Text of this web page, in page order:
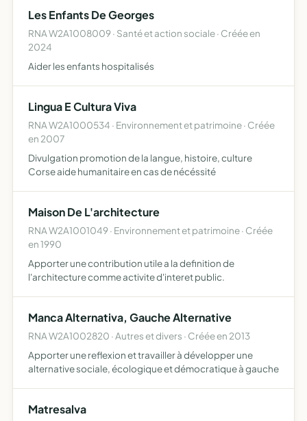
Les Enfants De Georges
RNA W2A1008009 · Santé et action sociale · Créée en
2024
Aider les enfants hospitalisés
Lingua E Cultura Viva
RNA W2A1000534 · Environnement et patrimoine · Créée
en 2007
Divulgation promotion de la langue, histoire, culture
Corse aide humanitaire en cas de nécéssité
Maison De L'architecture
RNA W2A1001049 · Environnement et patrimoine · Créée
en 1990
Apporter une contribution utile a la definition de
l'architecture comme activite d'interet public.
Manca Alternativa, Gauche Alternative
RNA W2A1002820 · Autres et divers · Créée en 2013
Apporter une reflexion et travailler à développer une
alternative sociale, écologique et démocratique à gauche
Matresalva